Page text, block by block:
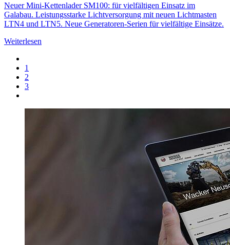
Neuer Mini-Kettenlader SM100: für vielfältigen Einsatz im
Galabau. Leistungsstarke Lichtversorgung mit neuen Lichtmasten
LTN4 und LTN5. Neue Generatoren-Serien für vielfältige Einsätze.
Weiterlesen
1
2
3